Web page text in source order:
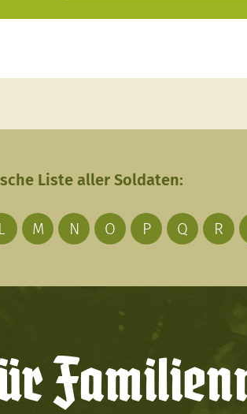
Liste aller Soldaten:
L M N O P Q R